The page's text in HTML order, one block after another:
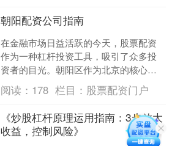
朝阳配资公司指南
在金融市场日益活跃的今天，股票配资
作为一种杠杆投资工具，吸引了众多投
资者的目光。朝阳区作为北京的核心商
业区之一，汇聚了大量配资公司。本文
将为您提供一份详细的朝阳....
阅读： 178 栏目： 股票配资门户
《炒股杠杆原理运用指南：3步放大
收益，控制风险》